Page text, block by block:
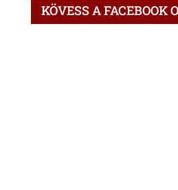
KÖVESS A FACEBOOK